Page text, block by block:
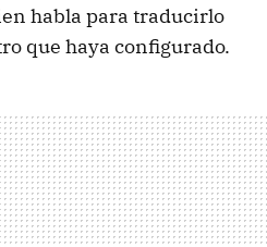
habla para traducirlo
que haya configurado.